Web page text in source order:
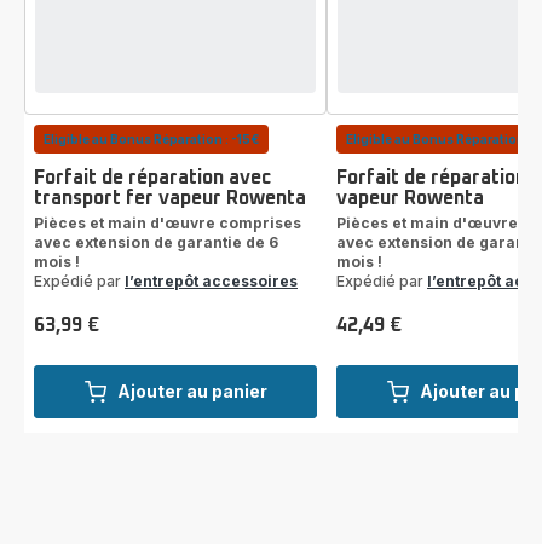
Ajouter au panier
Eligible au Bonus Réparation : -15€
Forfait de réparation avec
transport fer vapeur Rowenta
Pièces et main d'œuvre comprises
avec extension de garantie de 6
mois !
Expédié par l’entrepôt accessoires
Prix
63,99 €
Ajouter au
Eligible au Bonus Réparation : -
Forfait de réparation
vapeur Rowenta
Pièces et main d'œuvre
avec extension de
mois !
Expédié par l’entrepôt
Prix
42,49 €